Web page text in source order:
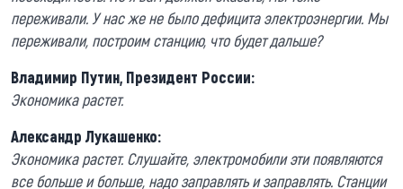
переживали. У нас же не было дефицита электроэнергии. Мы
переживали, построим станцию, что будет дальше?
Владимир Путин, Президент России:
Экономика растет.
Александр Лукашенко:
Экономика растет. Слушайте, электромобили эти появляются
все больше и больше, надо заправлять и заправлять. Станции